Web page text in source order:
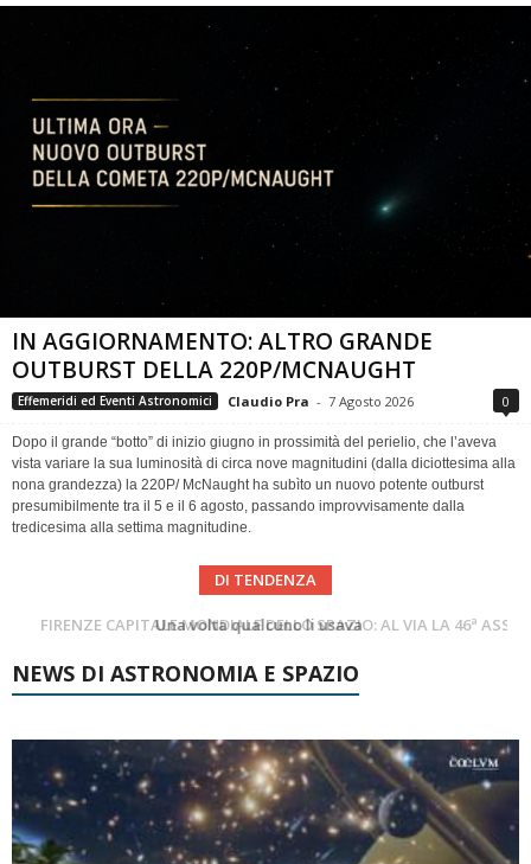
IN AGGIORNAMENTO: ALTRO GRANDE
OUTBURST DELLA 220P/MCNAUGHT
Effemeridi ed Eventi Astronomici Claudio Pra - 7 Agosto 2026 0
Dopo il grande “botto” di inizio giugno in prossimità del perielio, che l’aveva
vista variare la sua luminosità di circa nove magnitudini (dalla diciottesima alla
nona grandezza) la 220P/ McNaught ha subìto un nuovo potente outburst
presumibilmente tra il 5 e il 6 agosto, passando improvvisamente dalla
tredicesima alla settima magnitudine.
DI TENDENZA
FIRENZE CAPITALE MONDIALE DELLO SPAZIO: AL VIA LA 46ª ASSEMBLEA SCIENTIFICA DEL COSPAR
Cielo del Mese di Agosto 2026
NEWS DI ASTRONOMIA E SPAZIO